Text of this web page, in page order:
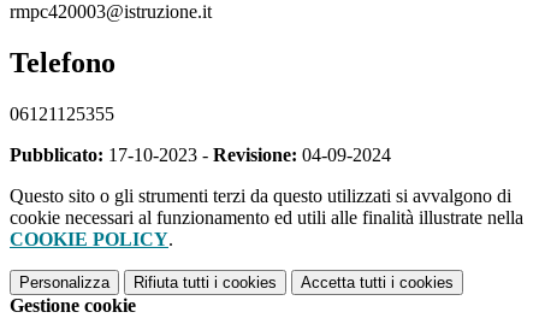
rmpc420003@istruzione.it
Telefono
06121125355
Pubblicato: 17-10-2023 - Revisione: 04-09-2024
Questo sito o gli strumenti terzi da questo utilizzati si avvalgono di
cookie necessari al funzionamento ed utili alle finalità illustrate nella
COOKIE POLICY.
Personalizza Rifiuta tutti i cookies Accetta tutti i cookies
Gestione cookie